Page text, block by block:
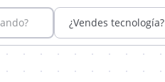
¿Vendes tecnología?